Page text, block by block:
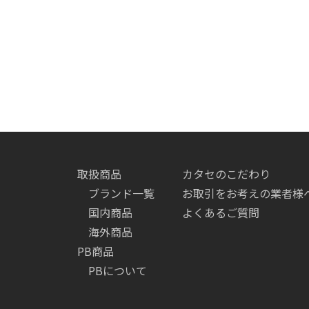
取扱商品
ブランド一覧
国内商品
海外商品
PB商品
PBについて
カタセのこだわり
お取引をお考えの業者様
よくあるご質問